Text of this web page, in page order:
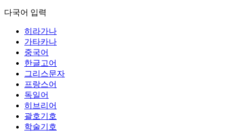
다국어 입력
히라가나
가타카나
중국어
한글고어
그리스문자
프랑스어
독일어
히브리어
괄호기호
학술기호